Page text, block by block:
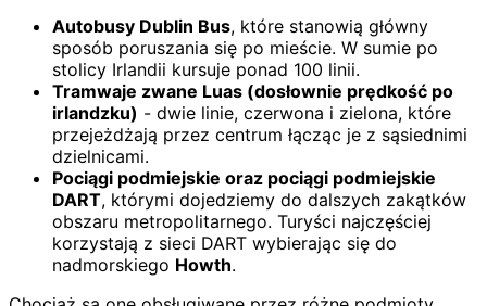
Autobusy Dublin Bus, które stanowią główny
sposób poruszania się po mieście. W sumie po
stolicy Irlandii kursuje ponad 100 linii.
Tramwaje zwane Luas (dosłownie prędkość po
irlandzku) - dwie linie, czerwona i zielona, które
przejeżdżają przez centrum łącząc je z sąsiednimi
dzielnicami.
Pociągi podmiejskie oraz pociągi podmiejskie
DART, którymi dojedziemy do dalszych zakątków
obszaru metropolitarnego. Turyści najczęściej
korzystają z sieci DART wybierając się do
nadmorskiego Howth.